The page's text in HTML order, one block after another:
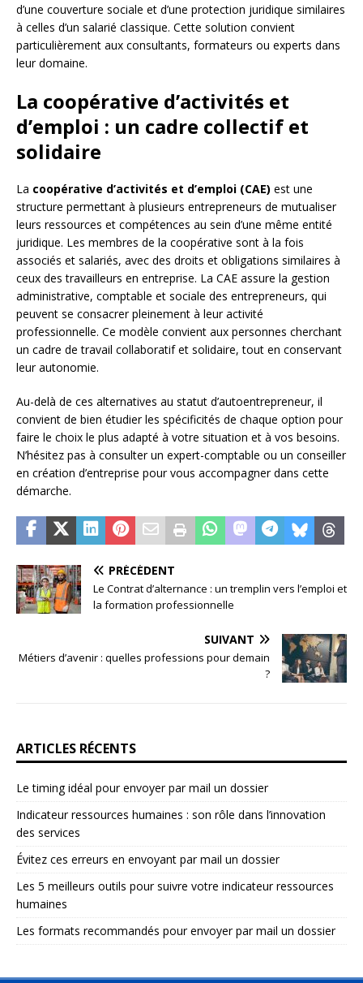
d’une couverture sociale et d’une protection juridique similaires
à celles d’un salarié classique. Cette solution convient
particulièrement aux consultants, formateurs ou experts dans
leur domaine.
La coopérative d’activités et
d’emploi : un cadre collectif et
solidaire
La coopérative d’activités et d’emploi (CAE) est une
structure permettant à plusieurs entrepreneurs de mutualiser
leurs ressources et compétences au sein d’une même entité
juridique. Les membres de la coopérative sont à la fois
associés et salariés, avec des droits et obligations similaires à
ceux des travailleurs en entreprise. La CAE assure la gestion
administrative, comptable et sociale des entrepreneurs, qui
peuvent se consacrer pleinement à leur activité
professionnelle. Ce modèle convient aux personnes cherchant
un cadre de travail collaboratif et solidaire, tout en conservant
leur autonomie.
Au-delà de ces alternatives au statut d’autoentrepreneur, il
convient de bien étudier les spécificités de chaque option pour
faire le choix le plus adapté à votre situation et à vos besoins.
N’hésitez pas à consulter un expert-comptable ou un conseiller
en création d’entreprise pour vous accompagner dans cette
démarche.
PRÉCÉDENT
Le Contrat d’alternance : un tremplin vers l’emploi et
la formation professionnelle
SUIVANT
Métiers d’avenir : quelles professions pour demain
?
ARTICLES RÉCENTS
Le timing idéal pour envoyer par mail un dossier
Indicateur ressources humaines : son rôle dans l’innovation
des services
Évitez ces erreurs en envoyant par mail un dossier
Les 5 meilleurs outils pour suivre votre indicateur ressources
humaines
Les formats recommandés pour envoyer par mail un dossier